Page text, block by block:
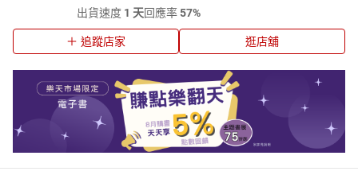
出貨速度 1 天回應率57%
追蹤店家 逛店舖